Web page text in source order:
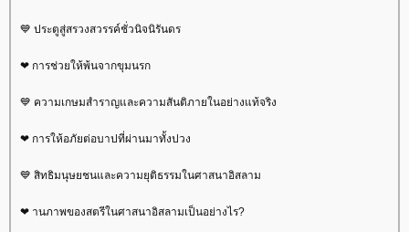
💙 ประตูสู่สรวงสวรรค์ชั่วนิจนิรันดร
❤ การช่วยให้พ้นจากขุมนรก
💙 ความเกษมสำราญและความสันติภายในอย่างแท้จริง
❤ การให้อภัยต่อบาปที่ผ่านมาทั้งปวง
💙 สิทธิมนุษยชนและความยุติธรรมในศาสนาอิสลาม
❤ านภาพของสตรีในศาสนาอิสลามเป็นอย่างไร?